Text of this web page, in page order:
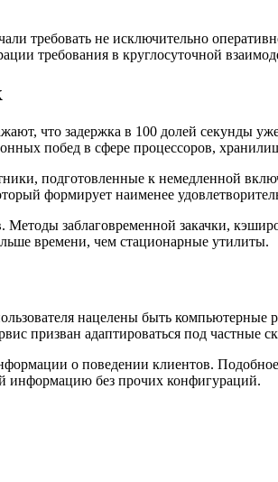
требовать не исключительно
требования в круглосуточной
что задержка в 100 долей секунды
побед в сфере процессоров,
подготовленные к немедленной
формирует наименее
заблаговременной закачки,
времени, чем стационарные утилиты.
нацелены быть компьютерные
призван адаптироваться под частные
о поведении клиентов.
информацию без прочих конфигураций.